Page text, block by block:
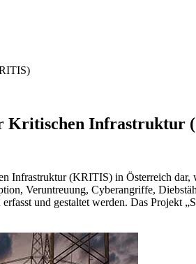
Kritischen Infrastruktur
Infrastruktur (KRITIS) in Österreich
Veruntreuung, Cyberangriffe,
und gestaltet werden. Das